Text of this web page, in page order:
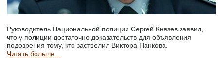
Руководитель Национальной полиции Сергей Князев заявил,
что у полиции достаточно доказательств для объявления
подозрения тому, кто застрелил Виктора Панкова.
Читать больше...